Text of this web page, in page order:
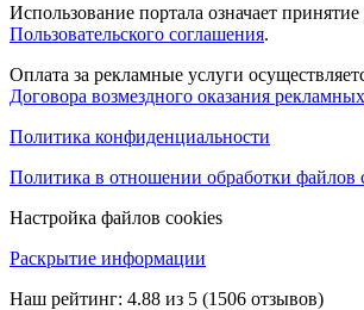
Использование портала означает
Пользовательского соглашения.
Оплата за рекламные услуги
Договора возмездного оказания
Политика конфиденциальности
Политика в отношении обработки файлов
Настройка файлов cookies
Раскрытие информации
Наш рейтинг: 4.88 из 5 (1506 отзывов)